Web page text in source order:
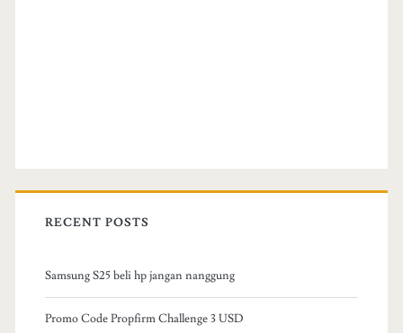
RECENT POSTS
Samsung S25 beli hp jangan nanggung
Promo Code Propfirm Challenge 3 USD